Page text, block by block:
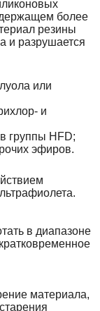
более
резины
и разрушается
или
и
группы HFD;
эфиров.
в диапазоне
материала,